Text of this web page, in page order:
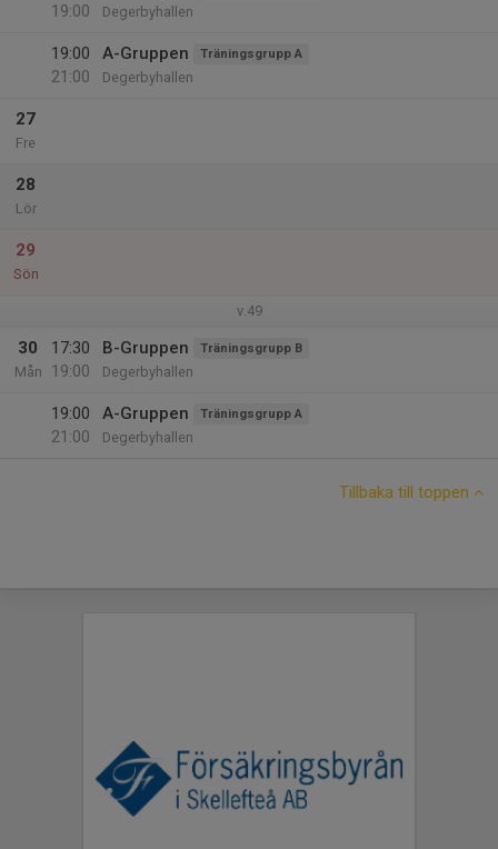
19:00
Degerbyhallen
19:00
21:00
A-Gruppen Träningsgrupp A
Degerbyhallen
27
Fre
28
Lör
29
Sön
v.49
30
Mån
17:30
19:00
B-Gruppen Träningsgrupp B
Degerbyhallen
19:00
21:00
A-Gruppen Träningsgrupp A
Degerbyhallen
Tillbaka till toppen